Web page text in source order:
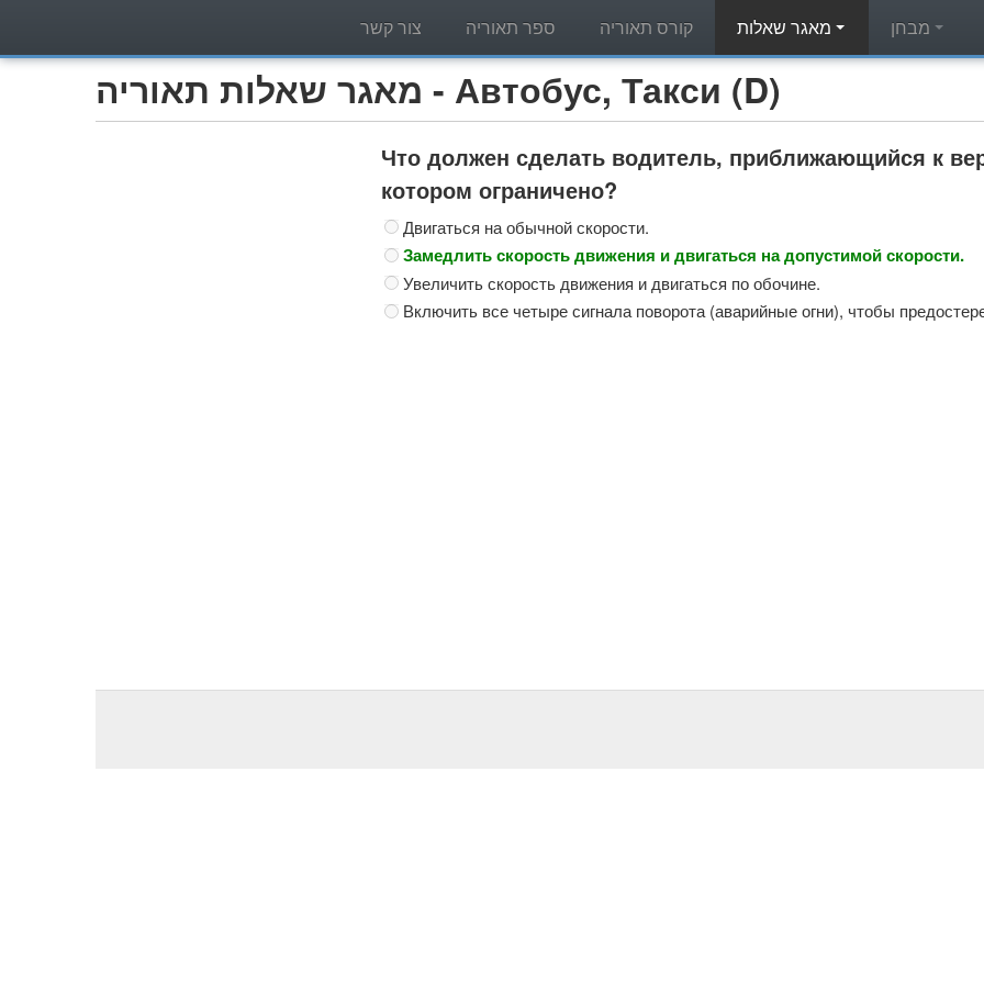
קורס תאוריה ספר תאוריה צור קשר
מאגר שאלות תאוריה - Автобус, Такси (D)
Что должен сделать водитель, приближающийся к
котором ограничено?
Двигаться на обычной скорости.
Замедлить скорость движения и двигаться на допустимой скорости.
Увеличить скорость движения и двигаться по обочине.
Включить все четыре сигнала поворота (аварийные огни), чтобы